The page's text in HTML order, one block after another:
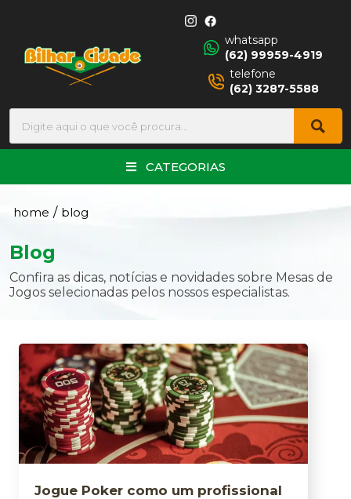
whatsapp
(62) 99959-4919
telefone
(62) 3287-5588
CATEGORIAS
home / blog
Blog
Confira as dicas, notícias e novidades sobre Mesas de
Jogos selecionadas pelos nossos especialistas.
Jogue Poker como um profissional